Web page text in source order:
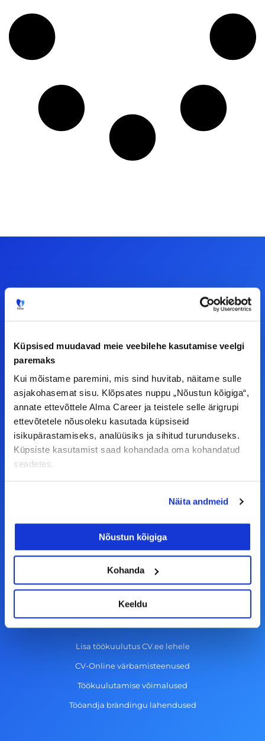
Küpsised muudavad meie veebilehe kasutamise veelgi
paremaks
Kui mõistame paremini, mis sind huvitab, näitame sulle
asjakohasemat sisu. Klõpsates nuppu „Nõustun kõigiga“,
annate ettevõttele Alma Career ja teistele selle ärigrupi
ettevõtetele nõusoleku kasutada küpsiseid
isikupärastamiseks, analüüsiks ja sihitud turunduseks.
Küpsiste kasutamist saad kohandada oma kohandatud
seadetes.
Näita andmeid
Nõustun kõigiga
Kohanda
Keeldu
Tööelublogi.ee lehelt leiad kõik vajaliku, et olla
ettepanekuid erinevate teemade osas või soovid
F
a
c
b
o
-
I
n
s
a
r
a
m
L
i
n
e
i
n
Y
o
u
u
b
e
© Alma Career Estonia OÜ
Tööpakkumised
Aktiveeri tööpakkumiste teavitus
KKK
Kasutustingimused
Tööandjale
Lisa töökuulutus CV.ee lehele
CV-Online värbamisteenused
Töökuulutamise võimalused
Tööandja brändingu lahendused